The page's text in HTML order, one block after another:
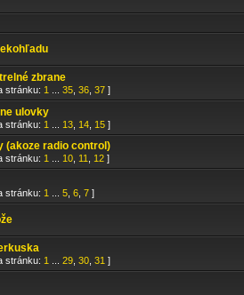
zbrane
stránku: 1 35, 36, 37]
ulovky
stránku: 1 13, 14, 15]
(akoze radio control)
stránku: 1 10, 11 12]
stránku: 1 5, 6, 7]
stránku: 1 29, 30, 31 ]